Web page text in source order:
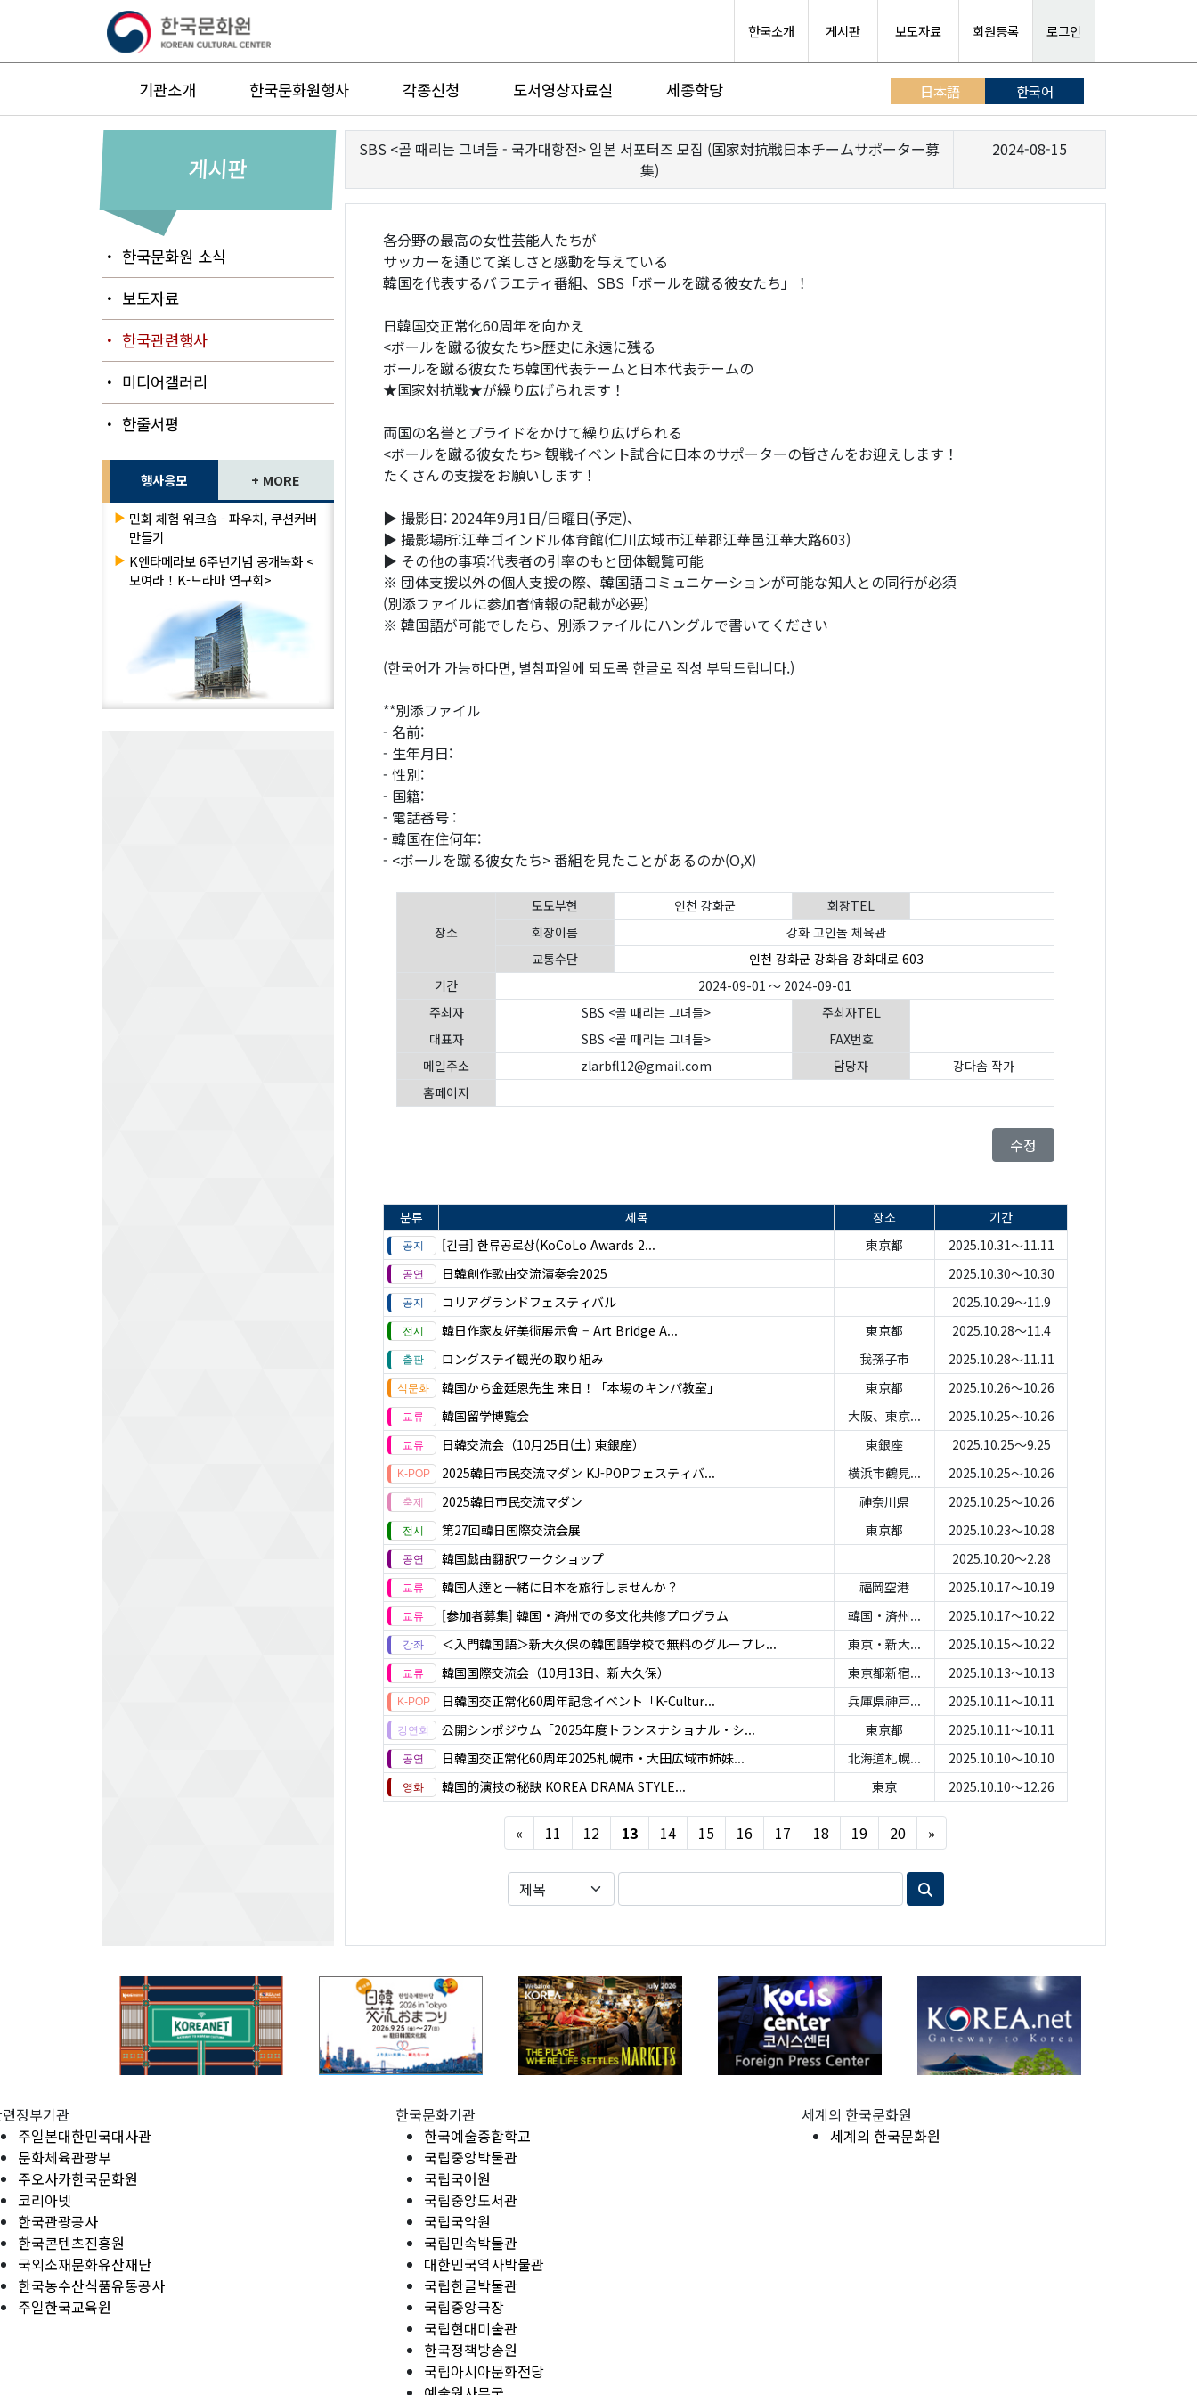
한국소개 게시판 보도자료 회원등록 로그인
기관소개 한국문화원행사 각종신청 도서영상자료실 세종학당 日本語 한국어
게시판
・ 한국문화원 소식
・ 보도자료
・ 한국관련행사
・ 미디어갤러리
・ 한줄서평
행사응모 + MORE
▶ 민화 체험 워크숍 - 파우치, 쿠션커버
만들기
▶ K엔타메라보 6주년기념 공개녹화 <
모여라！K-드라마 연구회>
SBS <골 때리는 그녀들 - 국가대항전> 일본 서포터즈 모집 (国家対抗戦日本チームサポーター募
集)
2024-08-15
各分野の最高の女性芸能人たちが
サッカーを通じて楽しさと感動を与えている
韓国を代表するバラエティ番組、SBS「ボールを蹴る彼女たち」！
日韓国交正常化60周年を向かえ
<ボールを蹴る彼女たち>歴史に永遠に残る
ボールを蹴る彼女たち韓国代表チームと日本代表チームの
★国家対抗戦★が繰り広げられます！
両国の名誉とプライドをかけて繰り広げられる
<ボールを蹴る彼女たち> 観戦イベント試合に日本のサポーターの皆さんをお迎えします！
たくさんの支援をお願いします！
▶ 撮影日: 2024年9月1日/日曜日(予定)、
▶ 撮影場所:江華ゴインドル体育館(仁川広域市江華郡江華邑江華大路603)
▶ その他の事項:代表者の引率のもと団体観覧可能
※ 団体支援以外の個人支援の際、韓国語コミュニケーションが可能な知人との同行が必須
(別添ファイルに参加者情報の記載が必要)
※ 韓国語が可能でしたら、別添ファイルにハングルで書いてください
(한국어가 가능하다면, 별첨파일에 되도록 한글로 작성 부탁드립니다.)
**別添ファイル
- 名前:
- 生年月日:
- 性別:
- 国籍:
- 電話番号 :
- 韓国在住何年:
- <ボールを蹴る彼女たち> 番組を見たことがあるのか(O,X)
장소
도도부현 인천 강화군
회장TEL
회장이름
강화 고인돌 체육관
교통수단
인천 강화군 강화읍 강화대로 603
기간
2024-09-01 ～ 2024-09-01
주최자
SBS <골 때리는 그녀들>
주최자TEL
대표자
SBS <골 때리는 그녀들>
FAX번호
메일주소
zlarbfl12@gmail.com 담당자
강다솜 작가
홈페이지
수정
분류 제목 장소
기간
[긴급] 한류공로상(KoCoLo Awards 2...
東京都
2025.10.31～11.11
日韓創作歌曲交流演奏会2025
2025.10.30～10.30
コリアグランドフェスティバル
2025.10.29～11.9
韓日作家友好美術展示會 – Art Bridge A...
東京都
2025.10.28～11.4
ロングステイ観光の取り組み
我孫子市
2025.10.28～11.11
韓国から金廷恩先生 来日！「本場のキンパ教室」
東京都
2025.10.26～10.26
韓国留学博覧会
大阪、東京...
2025.10.25～10.26
日韓交流会（10月25日(土) 東銀座）
東銀座
2025.10.25～9.25
2025韓日市民交流マダン KJ-POPフェスティバ...
横浜市鶴見...
2025.10.25～10.26
2025韓日市民交流マダン
神奈川県
2025.10.25～10.26
第27回韓日国際交流会展
東京都
2025.10.23～10.28
韓国戯曲翻訳ワークショップ
2025.10.20～2.28
韓国人達と一緒に日本を旅行しませんか？
福岡空港
2025.10.17～10.19
[参加者募集] 韓国・済州での多文化共修プログラム
韓国・済州...
2025.10.17～10.22
＜入門韓国語＞新大久保の韓国語学校で無料のグループレ...
東京・新大...
2025.10.15～10.22
韓国国際交流会（10月13日、新大久保）
東京都新宿...
2025.10.13～10.13
日韓国交正常化60周年記念イベント「K-Cultur...
兵庫県神戸...
2025.10.11～10.11
公開シンポジウム「2025年度トランスナショナル・シ...
東京都
2025.10.11～10.11
日韓国交正常化60周年2025札幌市・大田広域市姉妹...
北海道札幌...
2025.10.10～10.10
韓国的演技の秘訣 KOREA DRAMA STYLE...
東京 2025.10.10～12.26
« Previous
11 12 13 14 15 16 17 18 19 20 »
정부기관
주일본대한민국대사관
문화체육관광부
주오사카한국문화원
코리아넷
한국관광공사
한국콘텐츠진흥원
국외소재문화유산재단
한국농수산식품유통공사
주일한국교육원
한국문화기관
한국예술종합학교
국립중앙박물관
국립국어원
국립중앙도서관
국립국악원
국립민속박물관
대한민국역사박물관
국립한글박물관
국립중앙극장
국립현대미술관
한국정책방송원
국립아시아문화전당
세계의 한국문화원
세계의 한국문화원